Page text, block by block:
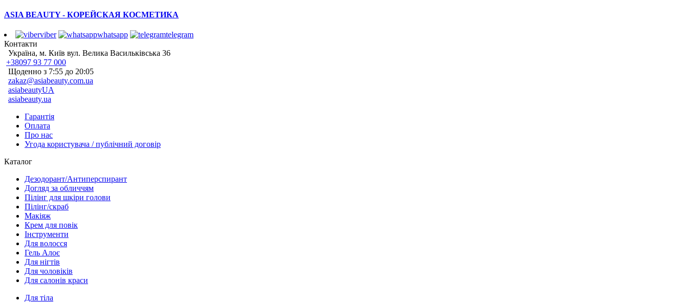
ASIA BEAUTY - КОРЕЙСКАЯ КОСМЕТИКА
viber whatsapp
telegram
Контакти
Україна, м. Київ вул. Велика Васильківська 36
+38097 93 77 000
Щоденно з 7:55 до 20:05
zakaz@asiabeauty.com.ua
asiabeautyUA
asiabeauty.ua
Гарантія
Оплата
Про нас
Угода користувача / публічний договір
Каталог
Дезодорант/Антиперспирант
Догляд за обличчям
Пілінг для шкіри голови
Пілінг/скраб
Макіяж
Крем для повік
Інструменти
Для волосся
Гель Алоє
Для нігтів
Для чоловіків
Для салонів краси
Для тіла